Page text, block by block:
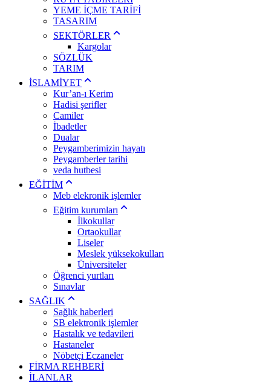
YEME İÇME TARİFİ
TASARIM
SEKTÖRLER
Kargolar
SÖZLÜK
TARIM
İSLAMİYET
Kur’an-ı Kerim
Hadisi şerifler
Camiler
İbadetler
Dualar
Peygamberimizin hayatı
Peygamberler tarihi
veda hutbesi
EĞİTİM
Meb elekronik işlemler
Eğitim kurumları
İlkokullar
Ortaokullar
Liseler
Meslek yüksekokulları
Üniversiteler
Öğrenci yurtları
Sınavlar
SAĞLIK
Sağlık haberleri
SB elektronik işlemler
Hastalık ve tedavileri
Hastaneler
Nöbetçi Eczaneler
FİRMA REHBERİ
İLANLAR